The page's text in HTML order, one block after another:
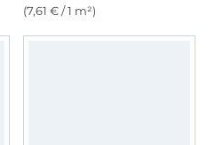
(7,61 € / 1 m²)